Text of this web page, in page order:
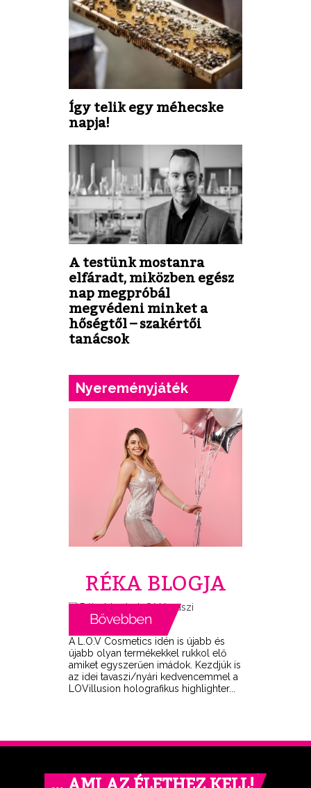
Így telik egy méhecske
napja!
A testünk mostanra
elfáradt, miközben egész
nap megpróbál
megvédeni minket a
hőségtől – szakértői
tanácsok
Nyereményjáték
RÉKA BLOGJA
A L.O.V Cosmetics idén is újabb és
újabb olyan termékekkel rukkol elő
amiket egyszerűen imádok. Kezdjük is
az idei tavaszi/nyári kedvencemmel a
LOVillusion holografikus highlighter...